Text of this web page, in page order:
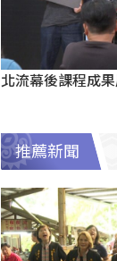
北流幕後課程成
推薦新聞